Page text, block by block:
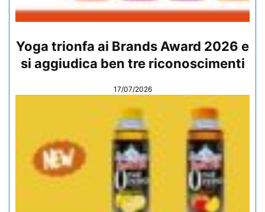
Yoga trionfa ai Brands Award 2026 e
si aggiudica ben tre riconoscimenti
17/07/2026